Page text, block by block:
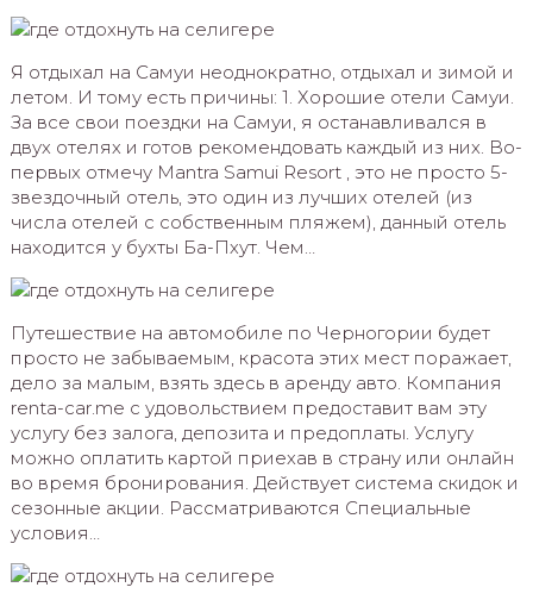
Я отдыхал на Самуи неоднократно, отдыхал и зимой и
летом. И тому есть причины: 1. Хорошие отели Самуи.
За все свои поездки на Самуи, я останавливался в
двух отелях и готов рекомендовать каждый из них. Во-
первых отмечу Mantra Samui Resort , это не просто 5-
звездочный отель, это один из лучших отелей (из
числа отелей с собственным пляжем), данный отель
находится у бухты Ба-Пхут. Чем…
Путешествие на автомобиле по Черногории будет
просто не забываемым, красота этих мест поражает,
дело за малым, взять здесь в аренду авто. Компания
renta-car.me с удовольствием предоставит вам эту
услугу без залога, депозита и предоплаты. Услугу
можно оплатить картой приехав в страну или онлайн
во время бронирования. Действует система скидок и
сезонные акции. Рассматриваются Специальные
условия…